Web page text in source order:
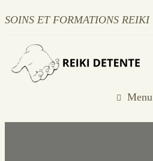
SOINS ET FORMATIONS REIKI
Menu